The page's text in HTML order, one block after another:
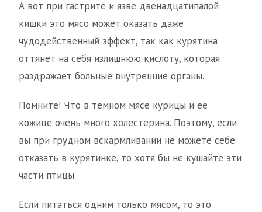
А вот при гастрите и язве двенадцатипалой
кишки это мясо может оказать даже
чудодейственный эффект, так как курятина
оттянет на себя излишнюю кислоту, которая
раздражает больные внутренние органы.
Помните! Что в темном мясе курицы и ее
кожице очень много холестерина. Поэтому, если
вы при грудном вскармливании не можете себе
отказать в курятинке, то хотя бы не кушайте эти
части птицы.
Если питаться одним только мясом, то это